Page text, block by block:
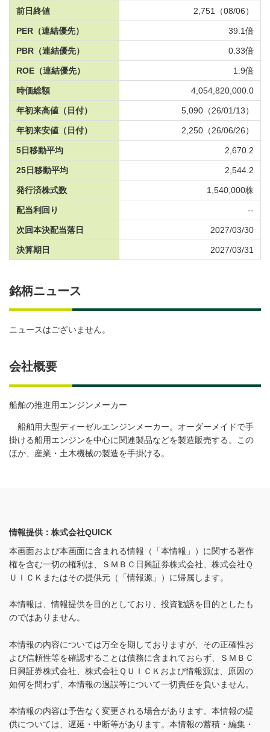
前日終値 2,751（08/06）
PER （連結優先） 39.1倍
PBR （連結優先） 0.33倍
ROE （連結優先） 1.9倍
時価総額 4,054,820,000.0
年初来高値 （日付） 5,090（26/01/13）
年初来安値 （日付） 2,250（26/06/26）
5日移動平均 2,670.2
25日移動平均 2,544.2
発行済株式数 1,540,000株
配当利回り --
次回本決配当落日 2027/03/30
決算期日 2027/03/31
銘柄ニュース
ニュースはございません。
会社概要
船舶の推進用エンジンメーカー
船舶用大型ディーゼルエンジンメーカー。オーダーメイドで手
掛ける船用エンジンを中心に関連製品などを製造販売する。この
ほか、産業・土木機械の製造を手掛ける。
情報提供：株式会社QUICK
本画面および本画面に含まれる情報（「本情報」）に関する著作
権を含む一切の権利は、ＳＭＢＣ日興証券株式会社、株式会社Ｑ
ＵＩＣＫまたはその提供元（「情報源」）に帰属します。
本情報は、情報提供を目的としており、投資勧誘を目的としたも
のではありません。
本情報の内容については万全を期しておりますが、その正確性お
よび信頼性等を確認することは債務に含まれておらず、ＳＭＢＣ
日興証券株式会社、株式会社ＱＵＩＣＫおよび情報源は、原因の
如何を問わず、本情報の過誤等について一切責任を負いません。
本情報の内容は予告なく変更される場合があります。本情報の提
供については、遅延・中断等があります。本情報の蓄積・編集・